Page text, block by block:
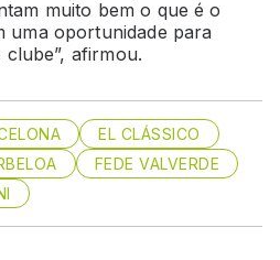
muito bem o que é o
uma oportunidade para
afirmou.
EL CLÁSSICO
FEDE VALVERDE